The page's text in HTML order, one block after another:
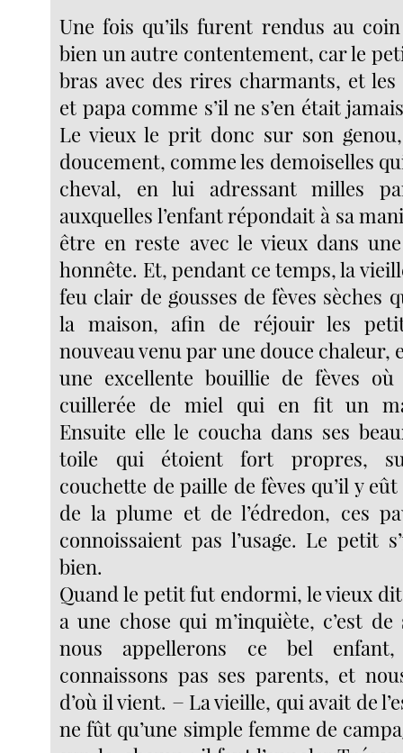
Une fois qu’ils furent rendus au
bien un autre contentement, car le
bras avec des rires charmants, et
et papa comme s’il ne s’en était
Le vieux le prit donc sur son
doucement, comme les demoiselles
cheval, en lui adressant milles
auxquelles l’enfant répondait à sa
être en reste avec le vieux dans
honnête. Et, pendant ce temps, la
feu clair de gousses de fèves sèches
la maison, afin de réjouir les
nouveau venu par une douce chaleur,
une excellente bouillie de fèves
cuillerée de miel qui en fit un
Ensuite elle le coucha dans ses
toile qui étoient fort propres,
couchette de paille de fèves qu’il y
de la plume et de l’édredon, ces
connoissaient pas l’usage. Le petit
bien.
Quand le petit fut endormi, le vieux
a une chose qui m’inquiète, c’est
nous appellerons ce bel
connaissons pas ses parents, et
d’où il vient. − La vieille, qui avait de
ne fût qu’une simple femme de